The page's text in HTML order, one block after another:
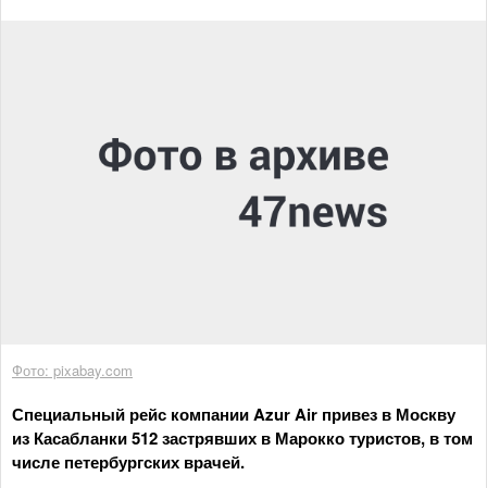
Фото: pixabay.com
Специальный рейс компании Azur Air привез в Москву
из Касабланки 512 застрявших в Марокко туристов, в том
числе петербургских врачей.